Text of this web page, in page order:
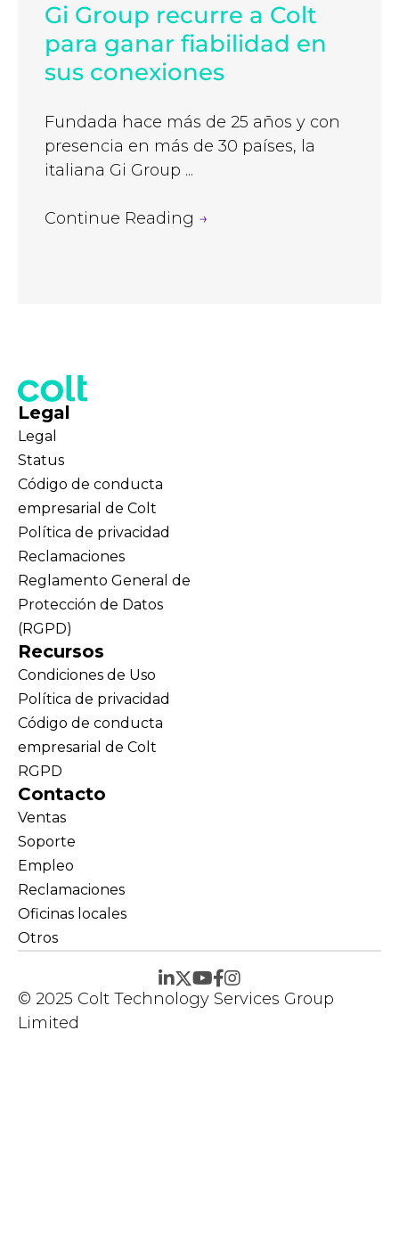
Gi Group recurre a Colt
para ganar fiabilidad en
sus conexiones
Fundada hace más de 25 años y con
presencia en más de 30 países, la
italiana Gi Group ...
Continue Reading →
Legal
Legal
Status
Código de conducta
empresarial de Colt
Política de privacidad
Reclamaciones
Reglamento General de
Protección de Datos
(RGPD)
Recursos
Condiciones de Uso
Política de privacidad
Código de conducta
empresarial de Colt
RGPD
Contacto
Ventas
Soporte
Empleo
Reclamaciones
Oficinas locales
Otros
© 2025 Colt Technology Services Group
Limited